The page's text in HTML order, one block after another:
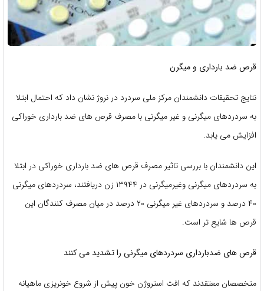
قرص ضد بارداری و میگرن
نتایج تحقیقات دانشمندان مرکز ملی سردرد در نروژ نشان داد که احتمال ابتلا
به سردردهای میگرنی و غیر میگرنی با مصرف قرص های ضد بارداری خوراکی
افزایش می یابد.
این دانشمندان با بررسی تاثیر مصرف قرص های ضد بارداری خوراکی در ابتلا
به سردردهای میگرنی وغیرمیگرنی در ۱۳۹۴۴ زن دریافتند، سردردهای میگرنی
۴۰ درصد و سردردهای غیر میگرنی ۲۰ درصد در میان مصرف کنندگان این
قرص ها شایع تر است.
قرص های ضدبارداری سردردهای میگرنی را تشدید می کنند
متخصصان معتقدند که افت استروژن خون پیش از شروع خونریزی ماهیانه